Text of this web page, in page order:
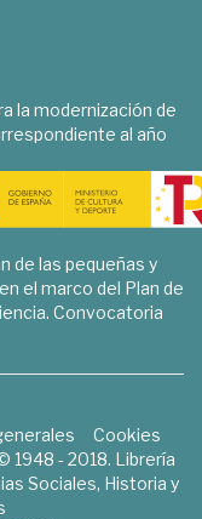
la modernización de
al año
de las pequeñas y
el marco del Plan de
Convocatoria
Cookies
1948 - 2018. Librería
Sociales, Historia y